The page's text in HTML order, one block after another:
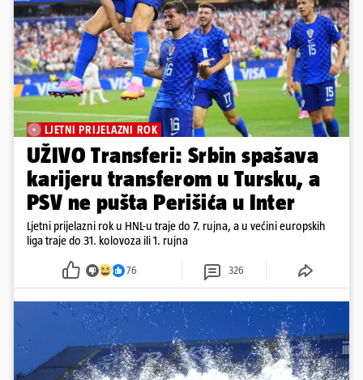
LJETNI PRIJELAZNI ROK
UŽIVO Transferi: Srbin spašava
karijeru transferom u Tursku, a
PSV ne pušta Perišića u Inter
Ljetni prijelazni rok u HNL-u traje do 7. rujna, a u većini europskih
liga traje do 31. kolovoza ili 1. rujna
76 326